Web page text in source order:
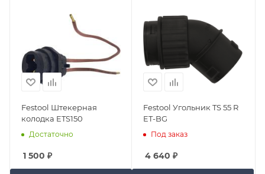
Festool Штекерная
колодка ETS150
Достаточно
1 500 ₽
Festool Угольник TS 55 R
ET-BG
Под заказ
4 640 ₽